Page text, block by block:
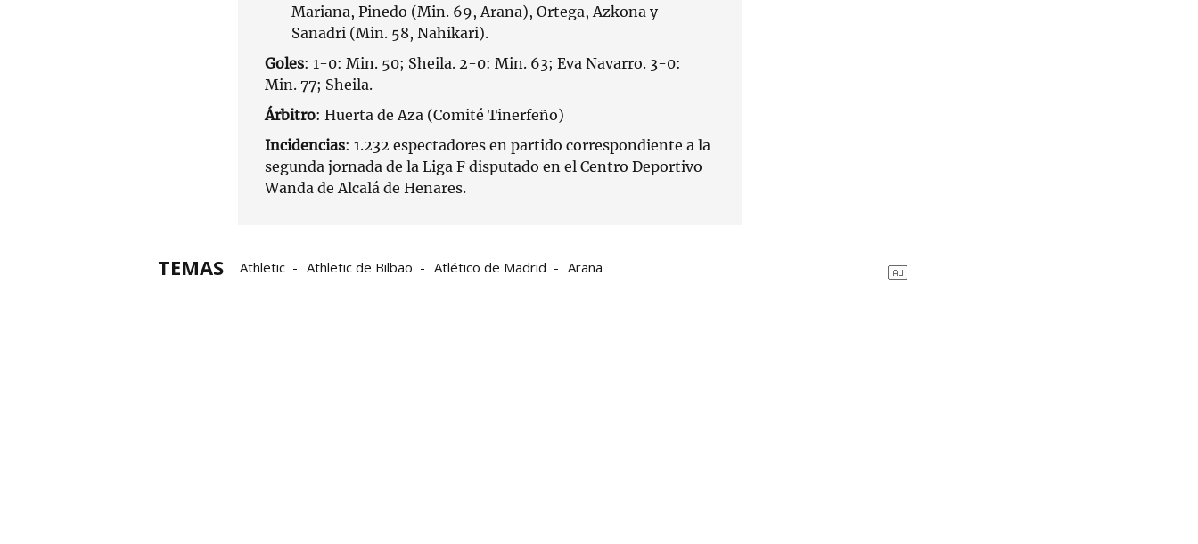
Mariana, Pinedo (Min. 69, Arana), Ortega, Azkona y
Sanadri (Min. 58, Nahikari).
Goles: 1-0: Min. 50; Sheila. 2-0: Min. 63; Eva Navarro. 3-0:
Min. 77; Sheila.
Árbitro: Huerta de Aza (Comité Tinerfeño)
Incidencias: 1.232 espectadores en partido correspondiente a la
segunda jornada de la Liga F disputado en el Centro Deportivo
Wanda de Alcalá de Henares.
TEMAS Athletic Athletic de Bilbao Atlético de Madrid Arana